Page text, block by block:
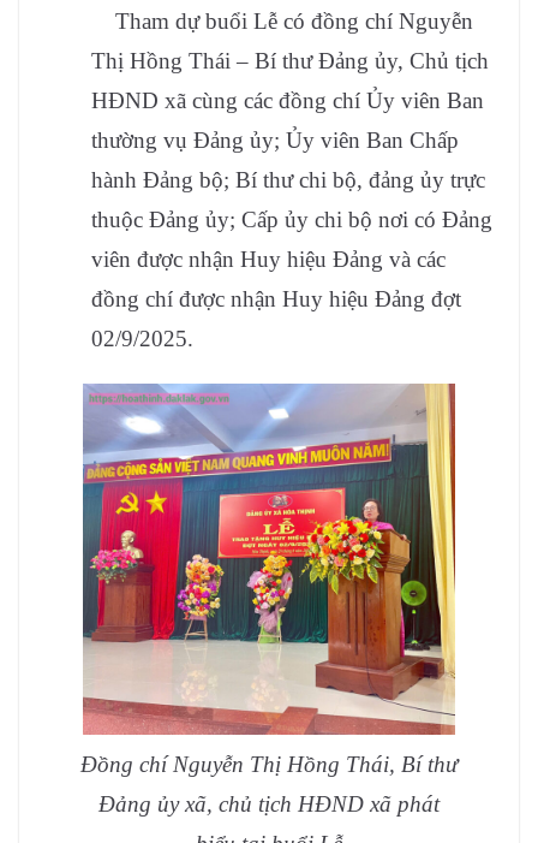
Tham dự buổi Lễ có đồng chí Nguyễn
Thị Hồng Thái – Bí thư Đảng ủy, Chủ tịch
HĐND xã cùng các đồng chí Ủy viên Ban
thường vụ Đảng ủy; Ủy viên Ban Chấp
hành Đảng bộ; Bí thư chi bộ, đảng ủy trực
thuộc Đảng ủy; Cấp ủy chi bộ nơi có Đảng
viên được nhận Huy hiệu Đảng và các
đồng chí được nhận Huy hiệu Đảng đợt
02/9/2025.
Đồng chí Nguyễn Thị Hồng Thái, Bí thư
Đảng ủy xã, chủ tịch HĐND xã phát